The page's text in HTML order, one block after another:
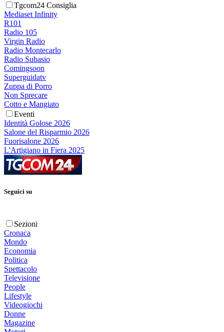
Tgcom24 Consiglia
Mediaset Infinity
R101
Radio 105
Virgin Radio
Radio Montecarlo
Radio Subasio
Comingsoon
Superguidatv
Zuppa di Porro
Non Sprecare
Cotto e Mangiato
Eventi
Identità Golose 2026
Salone del Risparmio 2026
Fuorisalone 2026
L'Artigiano in Fiera 2025
Seguici su
Sezioni
Cronaca
Mondo
Economia
Politica
Spettacolo
Televisione
People
Lifestyle
Videogiochi
Donne
Magazine